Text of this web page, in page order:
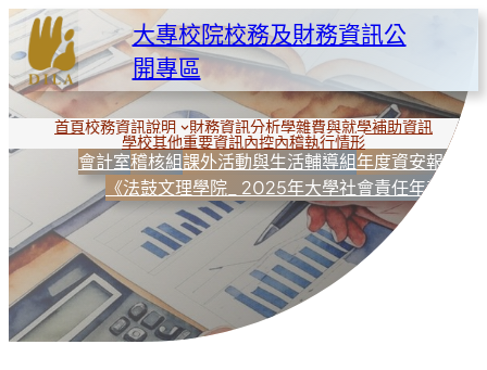
跳
至
主
要
內
容
大專校院校務及財務資訊公
開專區
首頁校務資訊說明 財務資訊分析學雜費與就學補助資訊
學校其他重要資訊內控內稽執行情形
會計室稽核組課外活動與生活輔導組年度資安報告
《法鼓文理學院_ 2025年大學社會責任年報》